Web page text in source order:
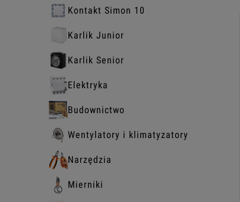
Kontakt Simon 10
Karlik Junior
Karlik Senior
Elektryka
Budownictwo
Wentylatory i klimatyzatory
Narzędzia
Mierniki